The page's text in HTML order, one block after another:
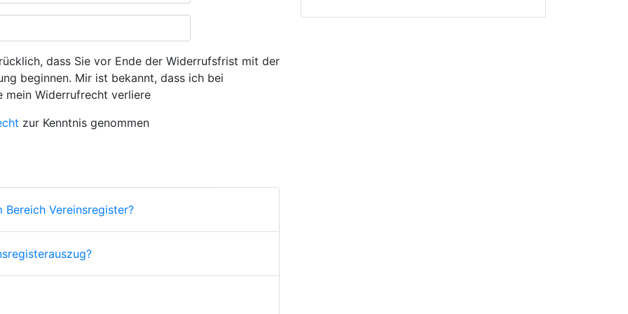
dass Sie vor Ende der Widerrufsfrist mit der
beginnen. Mir ist bekannt, dass ich bei
Widerrufrecht verliere
zur Kenntnis genommen
Vereinsregister?